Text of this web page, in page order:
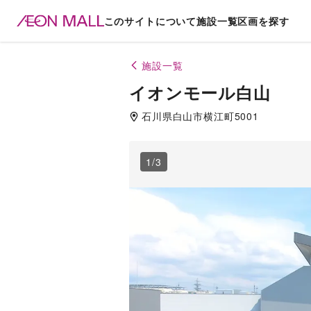
このサイトについて施設一覧区画を探す
施設一覧
イオンモール白山
石川県白山市横江町5001
1 /3